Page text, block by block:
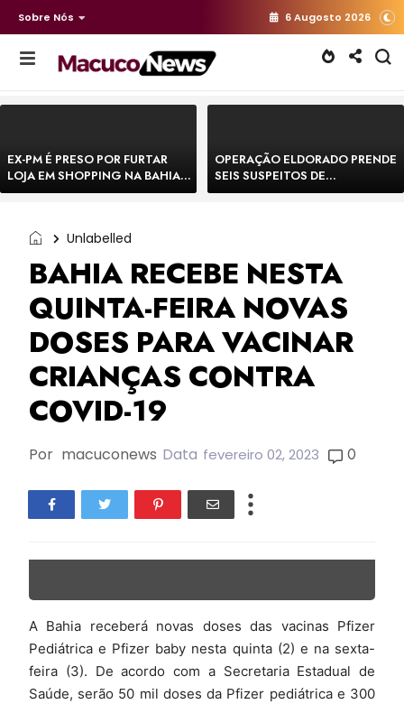
Sobre Nós 6 Augosto 2026
EX-PM É PRESO POR FURTAR
LOJA EM SHOPPING NA BAHIA E
ESCAPA CORRENDO DE
OPERAÇÃO ELDORADO PRENDE
SEIS SUSPEITOS DE
MOVIMENTAR R$ 25 MILHÕES
Unlabelled
BAHIA RECEBE NESTA
QUINTA-FEIRA NOVAS
DOSES PARA VACINAR
CRIANÇAS CONTRA
COVID-19
Por macuconews Data fevereiro 02, 2023 0
A Bahia receberá novas doses das vacinas Pfizer
Pediátrica e Pfizer baby nesta quinta (2) e na sexta-
feira (3). De acordo com a Secretaria Estadual de
Saúde, serão 50 mil doses da Pfizer pediátrica e 300